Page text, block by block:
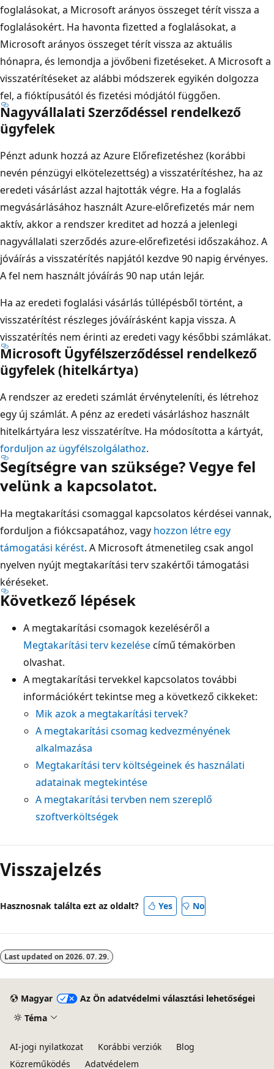
foglalásokat, a Microsoft arányos összeget térít vissza a
foglalásokért. Ha havonta fizetted a foglalásokat, a
Microsoft arányos összeget térít vissza az aktuális
hónapra, és lemondja a jövőbeni fizetéseket. A Microsoft a
visszatérítéseket az alábbi módszerek egyikén dolgozza
fel, a fióktípusától és fizetési módjától függően.
Nagyvállalati Szerződéssel rendelkező
ügyfelek
Pénzt adunk hozzá az Azure Előrefizetéshez (korábbi
nevén pénzügyi elkötelezettség) a visszatérítéshez, ha az
eredeti vásárlást azzal hajtották végre. Ha a foglalás
megvásárlásához használt Azure-előrefizetés már nem
aktív, akkor a rendszer kreditet ad hozzá a jelenlegi
nagyvállalati szerződés azure-előrefizetési időszakához. A
jóváírás a visszatérítés napjától kezdve 90 napig érvényes.
A fel nem használt jóváírás 90 nap után lejár.
Ha az eredeti foglalási vásárlás túllépésből történt, a
visszatérítést részleges jóváírásként kapja vissza. A
visszatérítés nem érinti az eredeti vagy későbbi számlákat.
Microsoft Ügyfélszerződéssel rendelkező
ügyfelek (hitelkártya)
A rendszer az eredeti számlát érvényteleníti, és létrehoz
egy új számlát. A pénz az eredeti vásárláshoz használt
hitelkártyára lesz visszatérítve. Ha módosította a kártyát,
forduljon az ügyfélszolgálathoz.
Segítségre van szüksége? Vegye fel
velünk a kapcsolatot.
Ha megtakarítási csomaggal kapcsolatos kérdései vannak,
forduljon a fiókcsapatához, vagy hozzon létre egy
támogatási kérést. A Microsoft átmenetileg csak angol
nyelven nyújt megtakarítási terv szakértői támogatási
kéréseket.
Következő lépések
A megtakarítási csomagok kezeléséről a
Megtakarítási terv kezelésecímű témakörben
olvashat.
A megtakarítási tervekkel kapcsolatos további
információkért tekintse meg a következő cikkeket:
Mik azok a megtakarítási tervek?
A megtakarítási csomag kedvezményének
alkalmazása
Megtakarítási terv költségeinek és használati
adatainak megtekintése
A megtakarítási tervben nem szereplő
szoftverköltségek
Visszajelzés
Hasznosnak találta ezt az oldalt? Yes No
Last updated on 2026. 07. 29.
Magyar
Az Ön adatvédelmi választási lehetőségei
Téma
AI-jogi nyilatkozat Korábbi verziók
Blog
Közreműködés
Adatvédelem